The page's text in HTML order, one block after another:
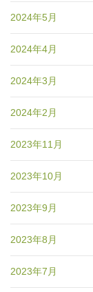
2024年5月
2024年4月
2024年3月
2024年2月
2023年11月
2023年10月
2023年9月
2023年8月
2023年7月